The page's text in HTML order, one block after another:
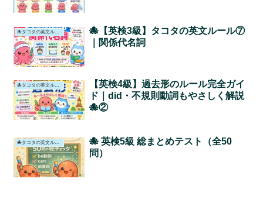
🐙タコタの英文ルール📖
🐙【英検3級】タコタの英文ルール⑦
｜関係代名詞
🐙タコタの英文ルール📖
【英検4級】過去形のルール完全ガイ
ド｜did・不規則動詞もやさしく解説
🐙②
🐙タコタの英文ルール📖
🐙 英検5級 総まとめテスト（全50
問）